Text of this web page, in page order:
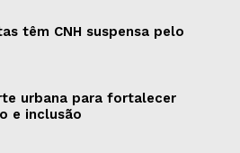
têm CNH suspensa pelo
urbana para fortalecer
e inclusão